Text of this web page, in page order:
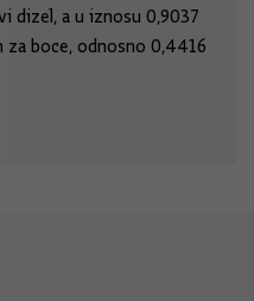
dizel, a u iznosu 0,9037
za boce, odnosno 0,4416